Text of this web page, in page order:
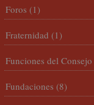
Foros (1)
Fraternidad (1)
Funciones del Consejo
Fundaciones (8)